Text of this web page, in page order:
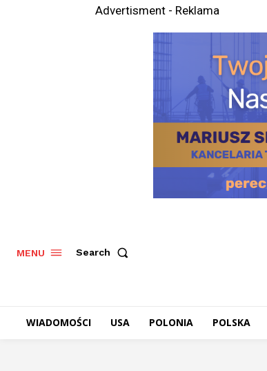
Advertisment - Reklama
MENU Search
WIADOMOŚCI USA POLONIA POLSKA